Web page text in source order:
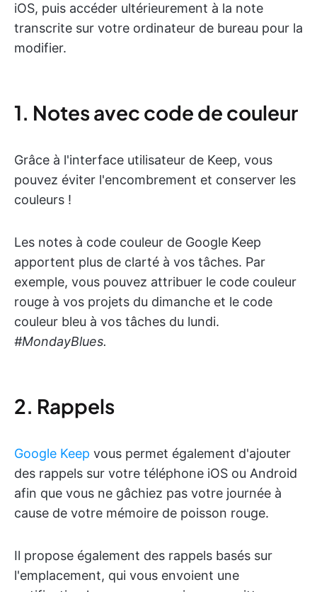
iOS, puis accéder ultérieurement à la note
transcrite sur votre ordinateur de bureau pour la
modifier.
1. Notes avec code de couleur
Grâce à l'interface utilisateur de Keep, vous
pouvez éviter l'encombrement et conserver les
couleurs !
Les notes à code couleur de Google Keep
apportent plus de clarté à vos tâches. Par
exemple, vous pouvez attribuer le code couleur
rouge à vos projets du dimanche et le code
couleur bleu à vos tâches du lundi.
#MondayBlues.
2. Rappels
Google Keep vous permet également d'ajouter
des rappels sur votre téléphone iOS ou Android
afin que vous ne gâchiez pas votre journée à
cause de votre mémoire de poisson rouge.
Il propose également des rappels basés sur
l'emplacement, qui vous envoient une